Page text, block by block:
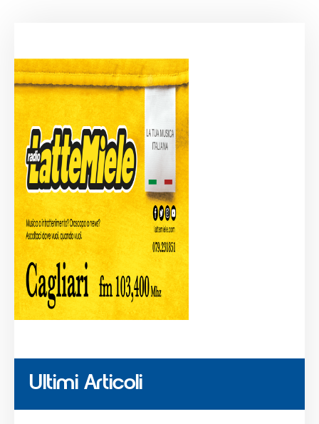
Ultimi Articoli